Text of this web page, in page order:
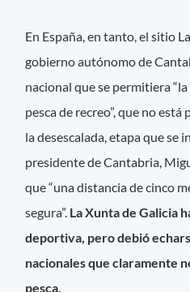
En España, en tanto, el sitio
gobierno autónomo de
nacional que se permitiera
pesca de recreo”, que no
la desescalada, etapa que se
presidente de Cantabria,
que “una distancia de cinco
segura”. La Xunta de Galicia
deportiva, pero debió
nacionales que claramente
pesca.